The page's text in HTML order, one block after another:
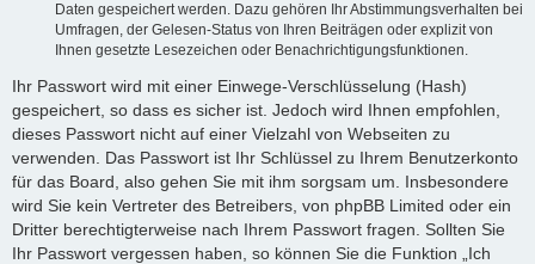
Daten gespeichert werden. Dazu gehören Ihr Abstimmungsverhalten bei
Umfragen, der Gelesen-Status von Ihren Beiträgen oder explizit von
Ihnen gesetzte Lesezeichen oder Benachrichtigungsfunktionen.
Ihr Passwort wird mit einer Einwege-Verschlüsselung (Hash)
gespeichert, so dass es sicher ist. Jedoch wird Ihnen empfohlen,
dieses Passwort nicht auf einer Vielzahl von Webseiten zu
verwenden. Das Passwort ist Ihr Schlüssel zu Ihrem Benutzerkonto
für das Board, also gehen Sie mit ihm sorgsam um. Insbesondere
wird Sie kein Vertreter des Betreibers, von phpBB Limited oder ein
Dritter berechtigterweise nach Ihrem Passwort fragen. Sollten Sie
Ihr Passwort vergessen haben, so können Sie die Funktion „Ich